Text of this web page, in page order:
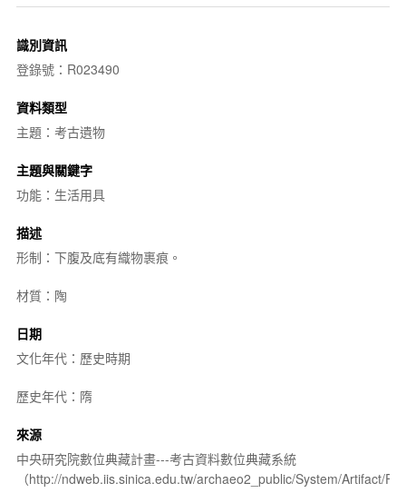
識別資訊
登錄號：R023490
資料類型
主題：考古遺物
主題與關鍵字
功能：生活用具
描述
形制：下腹及底有織物裹痕。
材質：陶
日期
文化年代：歷史時期
歷史年代：隋
來源
中央研究院數位典藏計畫---考古資料數位典藏系統
（http://ndweb.iis.sinica.edu.tw/archaeo2_public/System/Artifact/